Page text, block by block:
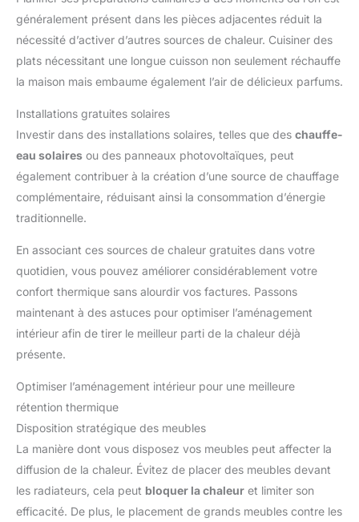
généralement présent dans les pièces adjacentes réduit la
nécessité d’activer d’autres sources de chaleur. Cuisiner des
plats nécessitant une longue cuisson non seulement réchauffe
la maison mais embaume également l’air de délicieux parfums.
Installations gratuites solaires
Investir dans des installations solaires, telles que des chauffe-
eau solaires ou des panneaux photovoltaïques, peut
également contribuer à la création d’une source de chauffage
complémentaire, réduisant ainsi la consommation d’énergie
traditionnelle.
En associant ces sources de chaleur gratuites dans votre
quotidien, vous pouvez améliorer considérablement votre
confort thermique sans alourdir vos factures. Passons
maintenant à des astuces pour optimiser l’aménagement
intérieur afin de tirer le meilleur parti de la chaleur déjà
présente.
Optimiser l’aménagement intérieur pour une meilleure
rétention thermique
Disposition stratégique des meubles
La manière dont vous disposez vos meubles peut affecter la
diffusion de la chaleur. Évitez de placer des meubles devant
les radiateurs, cela peut bloquer la chaleur et limiter son
efficacité. De plus, le placement de grands meubles contre les